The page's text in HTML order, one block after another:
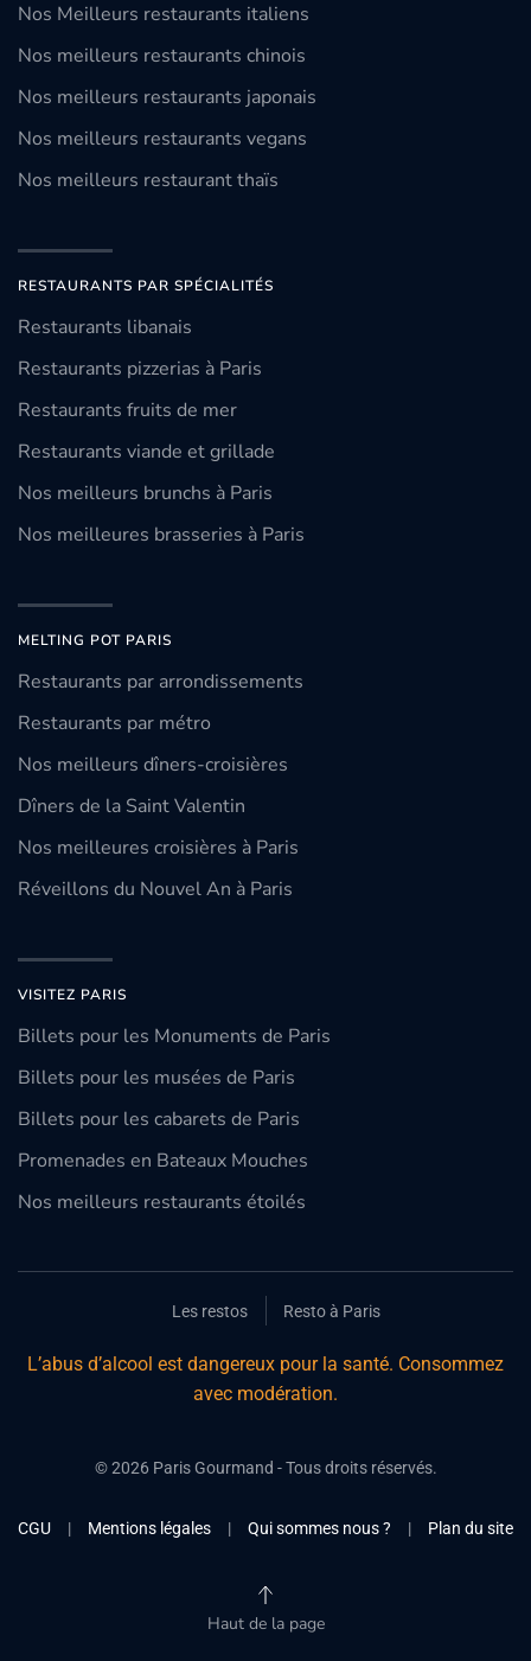
Nos Meilleurs restaurants italiens
Nos meilleurs restaurants chinois
Nos meilleurs restaurants japonais
Nos meilleurs restaurants vegans
Nos meilleurs restaurant thaïs
RESTAURANTS PAR SPÉCIALITÉS
Restaurants libanais
Restaurants pizzerias à Paris
Restaurants fruits de mer
Restaurants viande et grillade
Nos meilleurs brunchs à Paris
Nos meilleures brasseries à Paris
MELTING POT PARIS
Restaurants par arrondissements
Restaurants par métro
Nos meilleurs dîners-croisières
Dîners de la Saint Valentin
Nos meilleures croisières à Paris
Réveillons du Nouvel An à Paris
VISITEZ PARIS
Billets pour les Monuments de Paris
Billets pour les musées de Paris
Billets pour les cabarets de Paris
Promenades en Bateaux Mouches
Nos meilleurs restaurants étoilés
Les restos Resto à Paris
L’abus d’alcool est dangereux pour la santé. Consommez
avec modération.
©2026Paris Gourmand - Tous droits réservés.
CGU | Mentions légales | Qui sommes nous ? | Plan du site
Haut de la page